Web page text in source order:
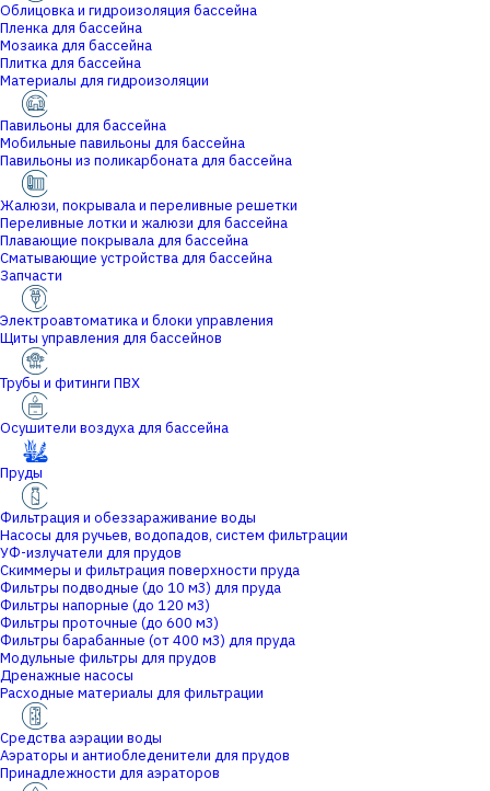
Облицовка и гидроизоляция бассейна
Пленка для бассейна
Мозаика для бассейна
Плитка для бассейна
Материалы для гидроизоляции
Павильоны для бассейна
Мобильные павильоны для бассейна
Павильоны из поликарбоната для бассейна
Жалюзи, покрывала и переливные решетки
Переливные лотки и жалюзи для бассейна
Плавающие покрывала для бассейна
Сматывающие устройства для бассейна
Запчасти
Электроавтоматика и блоки управления
Щиты управления для бассейнов
Трубы и фитинги ПВХ
Осушители воздуха для бассейна
Пруды
Фильтрация и обеззараживание воды
Насосы для ручьев, водопадов, систем фильтрации
УФ-излучатели для прудов
Скиммеры и фильтрация поверхности пруда
Фильтры подводные (до 10 м3) для пруда
Фильтры напорные (до 120 м3)
Фильтры проточные (до 600 м3)
Фильтры барабанные (от 400 м3) для пруда
Модульные фильтры для прудов
Дренажные насосы
Расходные материалы для фильтрации
Средства аэрации воды
Аэраторы и антиобледенители для прудов
Принадлежности для аэраторов